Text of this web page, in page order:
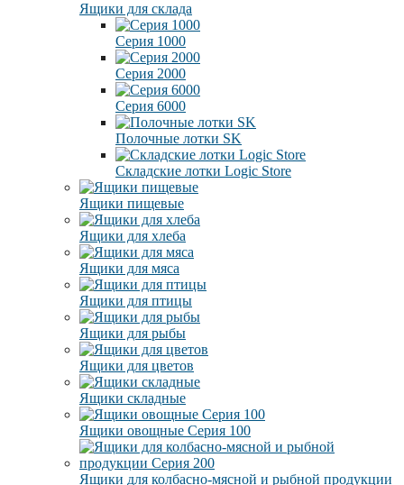
Ящики для склада
Серия 1000
Серия 2000
Серия 6000
Полочные лотки SK
Складские лотки Logic Store
Ящики пищевые
Ящики для хлеба
Ящики для мяса
Ящики для птицы
Ящики для рыбы
Ящики для цветов
Ящики складные
Ящики овощные Серия 100
Ящики для колбасно-мясной и рыбной продукции